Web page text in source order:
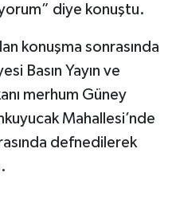
diye konuştu.
konuşma sonrasında
Basın Yayın ve
merhum Güney
Mahallesi’nde
defnedilerek